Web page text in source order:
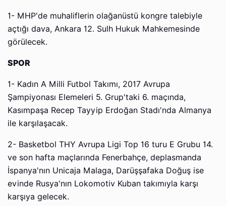
1- MHP'de muhaliflerin olağanüstü kongre talebiyle
açtığı dava, Ankara 12. Sulh Hukuk Mahkemesinde
görülecek.
SPOR
1- Kadın A Milli Futbol Takımı, 2017 Avrupa
Şampiyonası Elemeleri 5. Grup'taki 6. maçında,
Kasımpaşa Recep Tayyip Erdoğan Stadı'nda Almanya
ile karşılaşacak.
2- Basketbol THY Avrupa Ligi Top 16 turu E Grubu 14.
ve son hafta maçlarında Fenerbahçe, deplasmanda
İspanya'nın Unicaja Malaga, Darüşşafaka Doğuş ise
evinde Rusya'nın Lokomotiv Kuban takımıyla karşı
karşıya gelecek.